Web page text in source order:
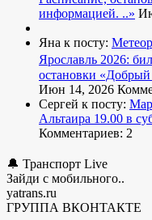
информацией. ..»
Яна к посту:
Ярославль 2026:
остановки «Добрый
Июн 14, 2026
Сергей к посту:
Альтаира 19.00 в
Комментариев: 2
🔔 Транспорт Live
Зайди с мобильного..
yatrans.ru
ГРУППА ВКОНТАКТЕ